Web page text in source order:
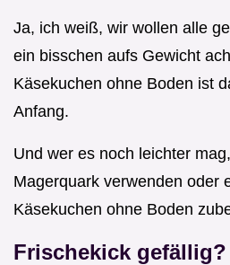
Ja, ich weiß, wir wollen alle
ein bisschen aufs Gewicht
Käsekuchen ohne Boden ist
Anfang.
Und wer es noch leichter
Magerquark verwenden oder
Käsekuchen ohne Boden
Frischekick gefällig?